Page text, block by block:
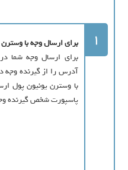
1
براي ارسال وجه با
براي ارسال وجه شما در
آدرس را از گيرنده وجه
با وسترن يونيون پول
پاسپورت شخص گيرنده